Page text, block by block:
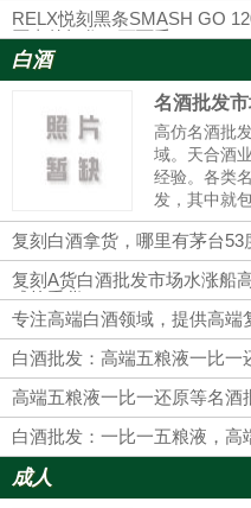
RELX悦刻黑条SMASH GO
否真的扛住一万两千口？
白酒
名酒批发
高仿名酒批
域。天合酒
经验。各类
发，其中就
春批发、一
上非常受欢
来说，一比
复刻白酒拿货，哪里有茅台53
复刻A货白酒批发市场水涨船
成抢手货
专注高端白酒领域，提供高端
白酒批发：高端五粮液一比一
高端五粮液一比一还原等名酒
白酒批发：一比一五粮液，高
成人